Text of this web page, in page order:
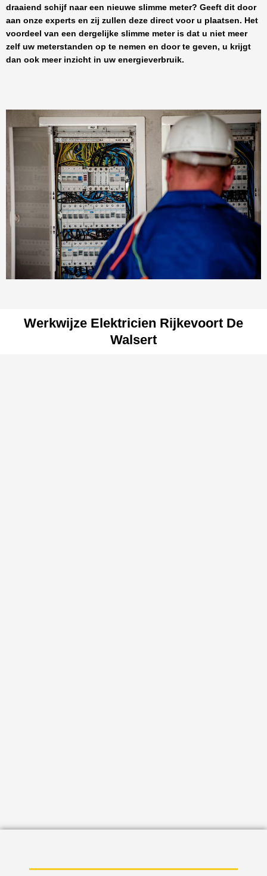
draaiend schijf naar een nieuwe slimme meter? Geeft dit door
aan onze experts en zij zullen deze direct voor u plaatsen. Het
voordeel van een dergelijke slimme meter is dat u niet meer
zelf uw meterstanden op te nemen en door te geven, u krijgt
dan ook meer inzicht in uw energieverbruik.
Werkwijze Elektricien Rijkevoort De
Walsert